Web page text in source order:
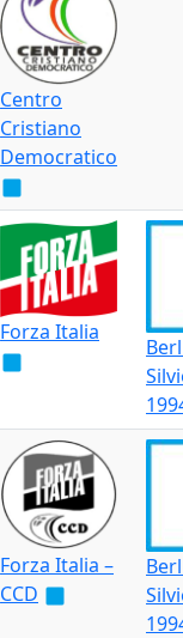
Centro
Cristiano
Democratico
Forza Italia
Forza Italia –
CCD